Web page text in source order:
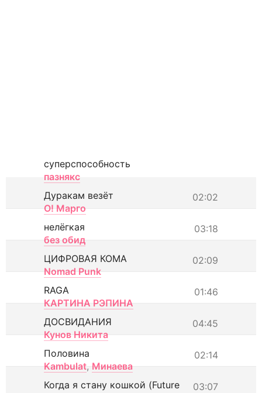
суперспособность
пазнякс
02:02
Дуракам везёт
О! Марго
03:18
нелёгкая
без обид
02:09
ЦИФРОВАЯ КОМА
Nomad Punk
01:46
RAGA
КАРТИНА РЭПИНА
04:45
ДОСВИДАНИЯ
Кунов Никита
02:14
Половина
Kambulat, Минаева
03:07
Когда я стану кошкой (Future